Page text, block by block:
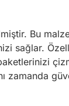
Bu
sağlar.
zamanda